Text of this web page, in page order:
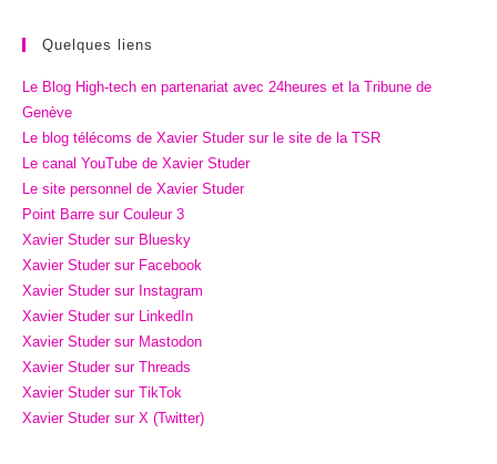
Quelques liens
Le Blog High-tech en partenariat avec 24heures et la Tribune de
Genève
Le blog télécoms de Xavier Studer sur le site de la TSR
Le canal YouTube de Xavier Studer
Le site personnel de Xavier Studer
Point Barre sur Couleur 3
Xavier Studer sur Bluesky
Xavier Studer sur Facebook
Xavier Studer sur Instagram
Xavier Studer sur LinkedIn
Xavier Studer sur Mastodon
Xavier Studer sur Threads
Xavier Studer sur TikTok
Xavier Studer sur X (Twitter)